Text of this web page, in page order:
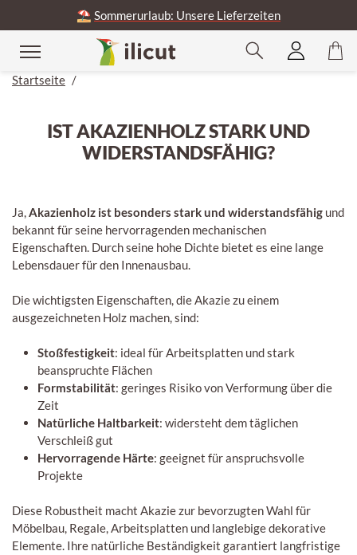
⛱️ Sommerurlaub: Unsere Lieferzeiten
Startseite /
IST AKAZIENHOLZ STARK UND
WIDERSTANDSFÄHIG?
Ja,Akazienholz ist besonders stark und widerstandsfähig und
bekannt für seine hervorragenden mechanischen
Eigenschaften. Durch seine hohe Dichte bietet es eine lange
Lebensdauer für den Innenausbau.
Die wichtigsten Eigenschaften, die Akazie zu einem
ausgezeichneten Holz machen, sind:
Stoßfestigkeit: ideal für Arbeitsplatten und stark
beanspruchte Flächen
Formstabilität: geringes Risiko von Verformung über die
Zeit
Natürliche Haltbarkeit: widersteht dem täglichen
Verschleiß gut
Hervorragende Härte: geeignet für anspruchsvolle
Projekte
Diese Robustheit macht Akazie zur bevorzugten Wahl für
Möbelbau, Regale, Arbeitsplatten und langlebige dekorative
Elemente. Ihre natürliche Beständigkeit garantiert langfristige